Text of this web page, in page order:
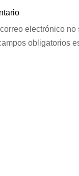
electrónico no
obligatorios